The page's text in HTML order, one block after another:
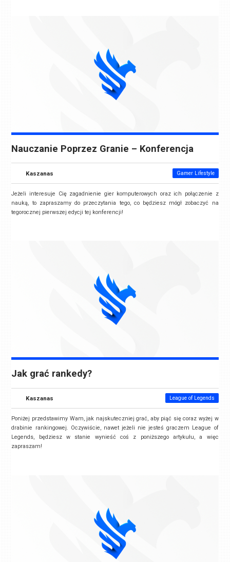
Nauczanie Poprzez Granie – Konferencja
Kaszanas Gamer Lifestyle
Jeżeli interesuje Cię zagadnienie gier komputerowych oraz ich połączenie z
nauką, to zapraszamy do przeczytania tego, co będziesz mógł zobaczyć na
tegorocznej pierwszej edycji tej konferencji!
Jak grać rankedy?
Kaszanas League of Legends
Poniżej przedstawimy Wam, jak najskuteczniej grać, aby piąć się coraz wyżej w
drabinie rankingowej. Oczywiście, nawet jeżeli nie jesteś graczem League of
Legends, będziesz w stanie wynieść coś z poniższego artykułu, a więc
zapraszam!